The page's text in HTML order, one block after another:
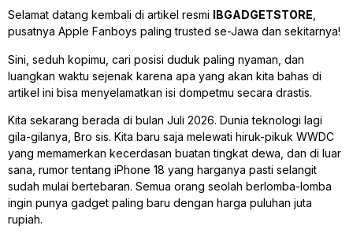
Selamat datang kembali di artikel resmi IBGADGETSTORE,
pusatnya Apple Fanboys palingtrusted se-Jawa dan sekitarnya!
Sini, seduh kopimu, cari posisi duduk paling nyaman, dan
luangkan waktu sejenak karena apa yang akan kita bahas di
artikel ini bisa menyelamatkan isi dompetmu secara drastis.
Kita sekarang berada di bulan Juli 2026. Dunia teknologi lagi
gila-gilanya, Bro sis. Kita baru saja melewati hiruk-pikuk WWDC
yang memamerkan kecerdasan buatan tingkat dewa, dan di luar
sana, rumor tentang iPhone 18 yang harganya pasti selangit
sudah mulai bertebaran. Semua orang seolah berlomba-lomba
ingin punya gadget paling baru dengan harga puluhan juta
rupiah.